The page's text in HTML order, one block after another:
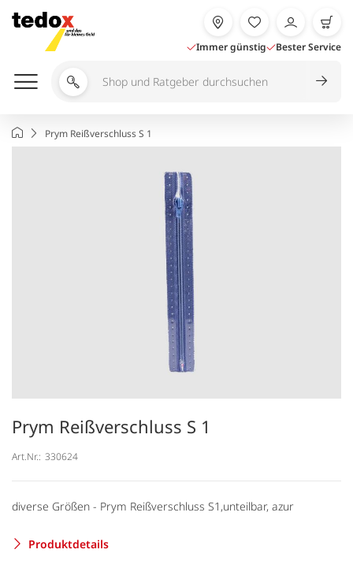
Inhalt
springen
Immer günstig Bester Service
Shop
Ratgeber
durchsuchen
StartseitePrym Reißverschluss S 1
Prym Reißverschluss S 1
Art.Nr.: 330624
diverse Größen - Prym Reißverschluss S1,unteilbar, azur
Produktdetails